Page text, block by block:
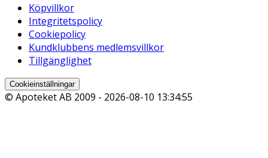
Köpvillkor
Integritetspolicy
Cookiepolicy
Kundklubbens medlemsvillkor
Tillgänglighet
Cookieinställningar
© Apoteket AB 2009 - 2026-08-10 13:34:55